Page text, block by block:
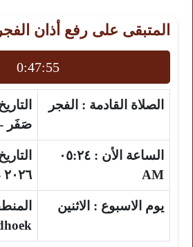
المتبقى على رفع أذان الفجر
0:47:54
الصلاة القادمة : الفجر
صَفَر - ١٤٤٨ -
الساعة الأن : ٠٥:٢٤
AM
٢٠٢٦ - أغسطس
يوم الاسبوع : الاثنين